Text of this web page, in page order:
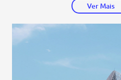
Ver Mais